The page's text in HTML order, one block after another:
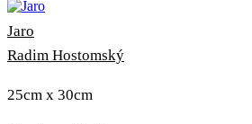
Jaro
Radim Hostomský
25cm x 30cm